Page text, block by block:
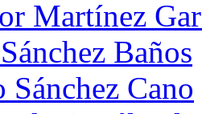
Martínez
Baños
Cano